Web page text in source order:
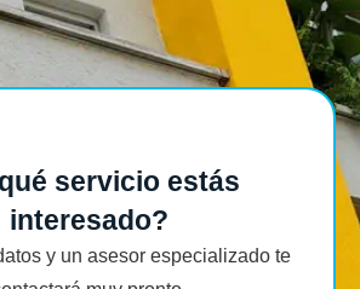
servicio estás
interesado?
y un asesor especializado te